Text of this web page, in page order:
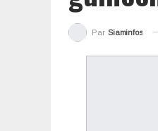
Par Siaminfos